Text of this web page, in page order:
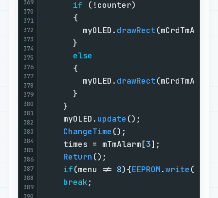
369
370
371
372
373
374
375
376
377
378
379
380
381
382
383
384
385
386
387
388
389
if
        myOLED.
drawRect
else
        myOLED.
drawRect
    myOLED.
update
ChangeTime
    times = mTmAlarm[
3
Return
if(menu != 8){EEPROM.write (
break